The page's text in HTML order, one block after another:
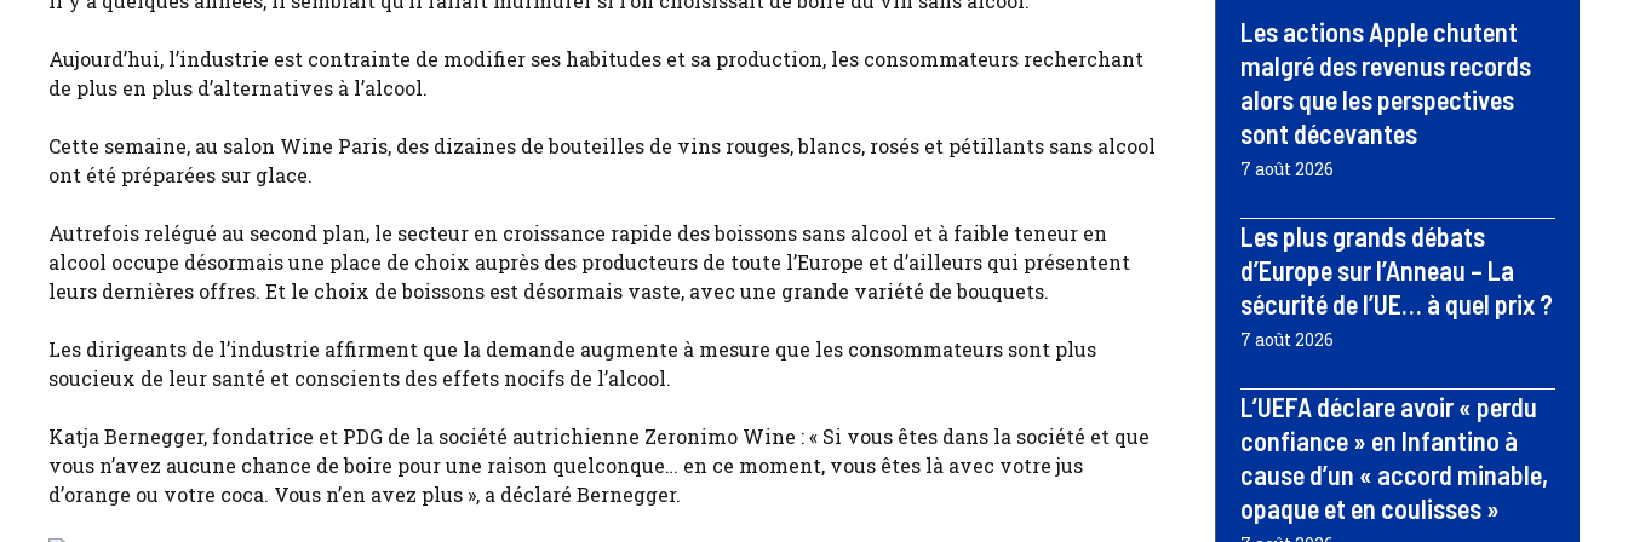
Aujourd’hui, l’industrie est contrainte de modifier ses habitudes et sa production, les consommateurs recherchant
de plus en plus d’alternatives à l’alcool.
Cette semaine, au salon Wine Paris, des dizaines de bouteilles de vins rouges, blancs, rosés et pétillants sans alcool
ont été préparées sur glace.
Autrefois relégué au second plan, le secteur en croissance rapide des boissons sans alcool et à faible teneur en
alcool occupe désormais une place de choix auprès des producteurs de toute l’Europe et d’ailleurs qui présentent
leurs dernières offres. Et le choix de boissons est désormais vaste, avec une grande variété de bouquets.
Les dirigeants de l’industrie affirment que la demande augmente à mesure que les consommateurs sont plus
soucieux de leur santé et conscients des effets nocifs de l’alcool.
Katja Bernegger, fondatrice et PDG de la société autrichienne Zeronimo Wine : « Si vous êtes dans la société et que
vous n’avez aucune chance de boire pour une raison quelconque… en ce moment, vous êtes là avec votre jus
d’orange ou votre coca. Vous n’en avez plus », a déclaré Bernegger.
Les actions Apple chutent
malgré des revenus records
alors que les perspectives
sont décevantes
7 août 2026
Les plus grands débats
d’Europe sur l’Anneau – La
sécurité de l’UE… à quel prix ?
7 août 2026
L’UEFA déclare avoir « perdu
confiance » en Infantino à
cause d’un « accord minable,
opaque et en coulisses »